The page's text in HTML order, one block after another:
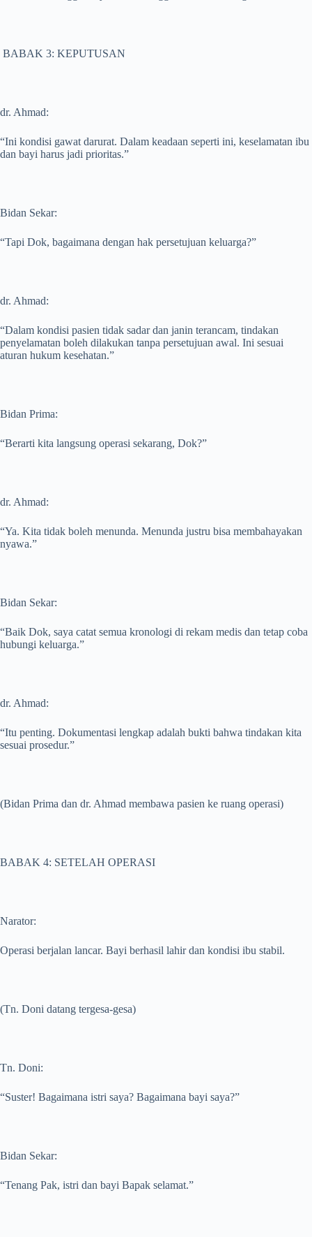
BABAK 3: KEPUTUSAN
dr. Ahmad:
“Ini kondisi gawat darurat. Dalam keadaan seperti ini, keselamatan ibu
dan bayi harus jadi prioritas.”
Bidan Sekar:
“Tapi Dok, bagaimana dengan hak persetujuan keluarga?”
dr. Ahmad:
“Dalam kondisi pasien tidak sadar dan janin terancam, tindakan
penyelamatan boleh dilakukan tanpa persetujuan awal. Ini sesuai
aturan hukum kesehatan.”
Bidan Prima:
“Berarti kita langsung operasi sekarang, Dok?”
dr. Ahmad:
“Ya. Kita tidak boleh menunda. Menunda justru bisa membahayakan
nyawa.”
Bidan Sekar:
“Baik Dok, saya catat semua kronologi di rekam medis dan tetap coba
hubungi keluarga.”
dr. Ahmad:
“Itu penting. Dokumentasi lengkap adalah bukti bahwa tindakan kita
sesuai prosedur.”
(Bidan Prima dan dr. Ahmad membawa pasien ke ruang operasi)
BABAK 4: SETELAH OPERASI
Narator:
Operasi berjalan lancar. Bayi berhasil lahir dan kondisi ibu stabil.
(Tn. Doni datang tergesa-gesa)
Tn. Doni:
“Suster! Bagaimana istri saya? Bagaimana bayi saya?”
Bidan Sekar:
“Tenang Pak, istri dan bayi Bapak selamat.”